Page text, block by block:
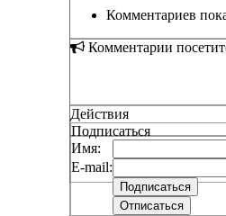
Комментариев
Комментарии
Действия
Подписаться
Имя:
E-mail: